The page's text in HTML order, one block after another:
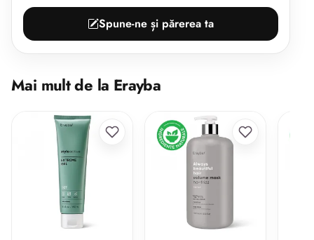
Spune-ne și părerea ta
Mai mult de la Erayba